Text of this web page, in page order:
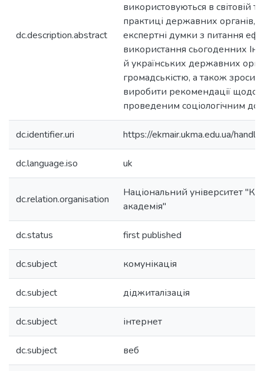
dc.description.abstract
використовуються в світовій
практиці державних органів,
експертні думки з питання
використання сьогоденних
й українських державних
громадськістю, а також
виробити рекомендації щодо
проведеним соціологічним
dc.identifier.uri https://ekmair.ukma.edu.ua/
dc.language.iso uk
dc.relation.organisation
Національний університет
академія"
dc.status first published
dc.subject комунікація
dc.subject діджиталізація
dc.subject інтернет
dc.subject веб